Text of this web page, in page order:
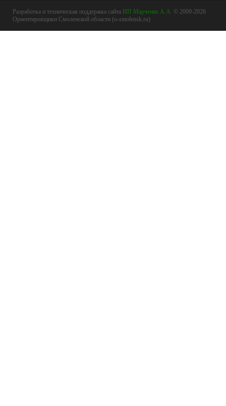
Разработка и техническая поддержка сайта ИП Марченко А.А. © 2009-2026
Ориентировщики Смоленской области (o-smolensk.ru)